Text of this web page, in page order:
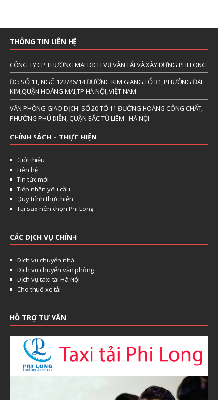
THÔNG TIN LIÊN HỆ
CÔNG TY CP THƯƠNG MẠI DỊCH VỤ VẬN TẢI VÀ XÂY DỰNG PHI LONG
ĐC: SỐ 11, NGÕ 122/46/14 ĐƯỜNG KIM GIANG,TỔ 31, PHƯỜNG ĐẠI
KIM,QUẬN HOÀNG MAI,TP HÀ NỘI, VIỆT NAM
VĂN PHÒNG GIAO DỊCH: SỐ 20 TỔ 11 ĐƯỜNG HOÀNG CÔNG CHẤT,
PHƯỜNG PHÚ DIỄN, QUẬN BẮC TỪ LIÊM - HÀ NỘI
CHÍNH SÁCH – THỰC HIỆN
Giới thiệu
Liên hệ
Tin tức mới
Tiếp nhận yêu cầu
Quy trình thực hiện
Tại sao nên chọn Phi Long
CÁC DỊCH VỤ CHÍNH
Dịch vụ chuyển nhà
Dịch vụ chuyển văn phòng
Dịch vụ taxi tải Hà Nội
Cho thuê xe tải
HỖ TRỢ TƯ VẤN